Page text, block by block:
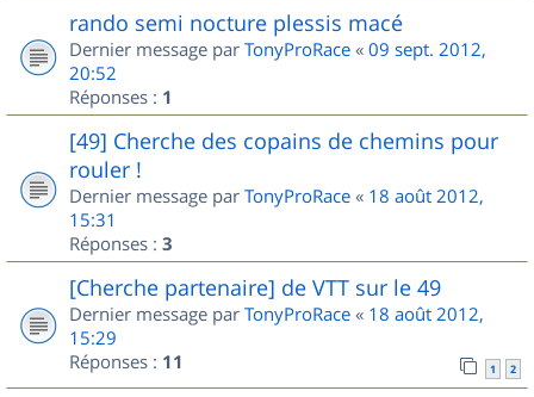
rando semi nocture plessis macé
Dernier message par TonyProRace « 09 sept. 2012,
20:52
Réponses : 1
[49] Cherche des copains de chemins pour
rouler !
Dernier message par TonyProRace « 18 août 2012,
15:31
Réponses : 3
[Cherche partenaire] de VTT sur le 49
Dernier message par TonyProRace « 18 août 2012,
15:29
Réponses : 11 1 2